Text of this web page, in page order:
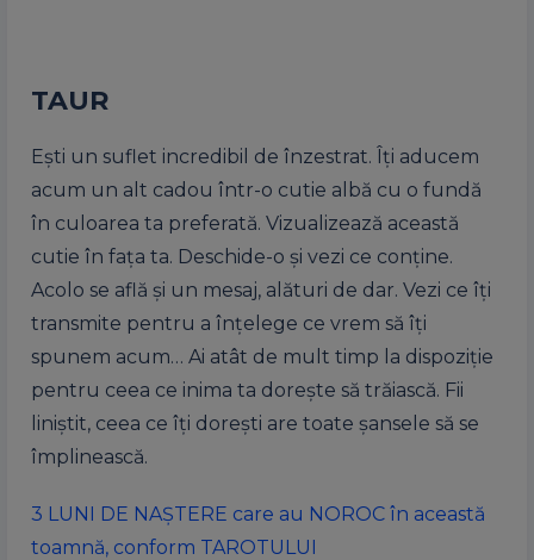
TAUR
Ești un suflet incredibil de înzestrat. Îți aducem
acum un alt cadou într-o cutie albă cu o fundă
în culoarea ta preferată. Vizualizează această
cutie în fața ta. Deschide-o și vezi ce conține.
Acolo se află și un mesaj, alături de dar. Vezi ce îți
transmite pentru a înțelege ce vrem să îți
spunem acum… Ai atât de mult timp la dispoziție
pentru ceea ce inima ta dorește să trăiască. Fii
liniștit, ceea ce îți dorești are toate șansele să se
împlinească.
3 LUNI DE NAȘTERE care au NOROC în această
toamnă, conform TAROTULUI